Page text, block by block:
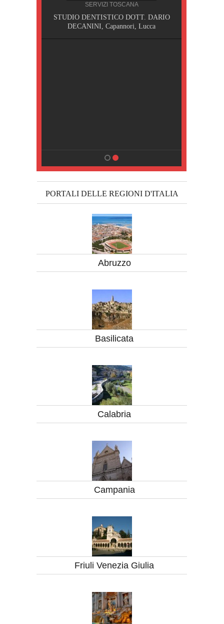
SERVIZI TOSCANA
STUDIO DENTISTICO DOTT. DARIO
DECANINI, Capannori, Lucca
PORTALI DELLE REGIONI D'ITALIA
Abruzzo
Basilicata
Calabria
Campania
Friuli Venezia Giulia